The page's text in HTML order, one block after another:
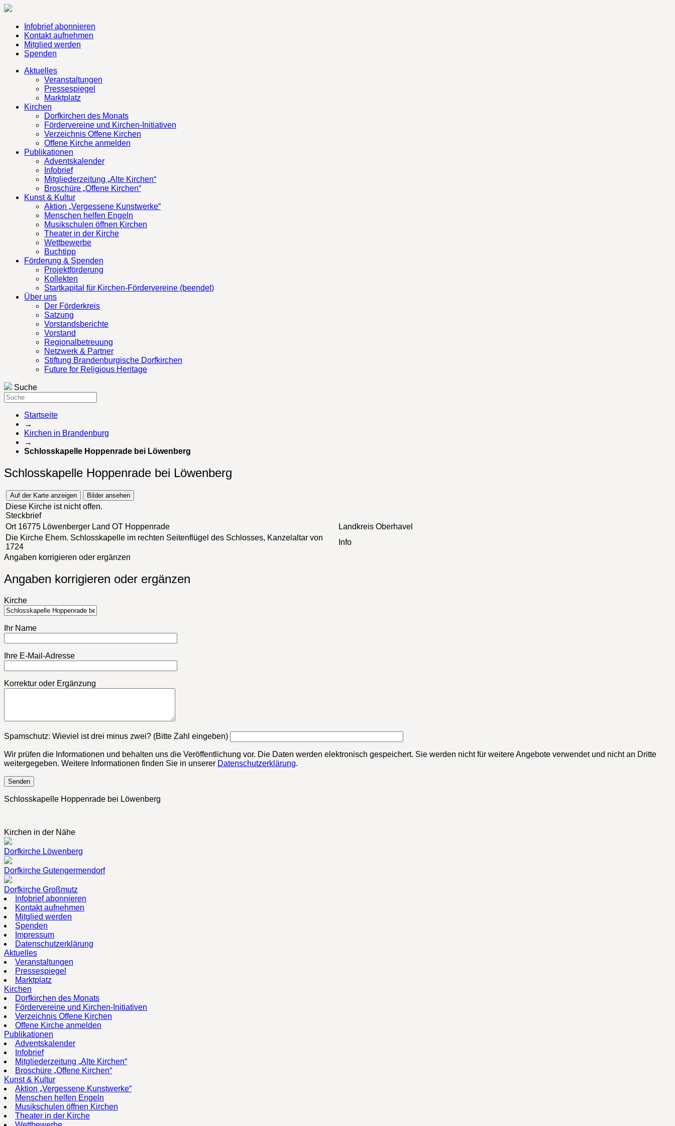
Infobrief abonnieren
Kontakt aufnehmen
Mitglied werden
Spenden
Aktuelles
Veranstaltungen
Pressespiegel
Marktplatz
Kirchen
Dorfkirchen des Monats
Fördervereine und Kirchen-Initiativen
Verzeichnis Offene Kirchen
Offene Kirche anmelden
Publikationen
Adventskalender
Infobrief
Mitgliederzeitung „Alte Kirchen“
Broschüre „Offene Kirchen“
Kunst & Kultur
Aktion „Vergessene Kunstwerke“
Menschen helfen Engeln
Musikschulen öffnen Kirchen
Theater in der Kirche
Wettbewerbe
Buchtipp
Förderung & Spenden
Projektförderung
Kollekten
Startkapital für Kirchen-Fördervereine (beendet)
Über uns
Der Förderkreis
Satzung
Vorstandsberichte
Vorstand
Regionalbetreuung
Netzwerk & Partner
Stiftung Brandenburgische Dorfkirchen
Future for Religious Heritage
Suche
Startseite
→
Kirchen in Brandenburg
→
Schlosskapelle Hoppenrade bei Löwenberg
Schlosskapelle Hoppenrade bei Löwenberg
Auf der Karte anzeigen Bilder ansehen
Diese Kirche ist nicht offen.
Steckbrief
Ort16775 Löwenberger Land OT Hoppenrade Landkreis Oberhavel
Die Kirche Ehem. Schlosskapelle im rechten Seitenflügel des Schlosses, Kanzelaltar von
1724
Info
Angaben korrigieren oder ergänzen
Angaben korrigieren oder ergänzen
Kirche
Ihr Name
Ihre E-Mail-Adresse
Korrektur oder Ergänzung
Bitte lasse dieses Feld leer.
Spamschutz: Wieviel ist drei minus zwei? (Bitte Zahl eingeben)
Wir prüfen die Informationen und behalten uns die Veröffentlichung vor. Die Daten werden elektronisch gespeichert. Sie werden nicht für weitere Angebote verwendet und nicht an Dritte
weitergegeben. Weitere Informationen finden Sie in unserer Datenschutzerklärung.
Schlosskapelle Hoppenrade bei Löwenberg
Kirchen in der Nähe
Dorfkirche Löwenberg
Dorfkirche Gutengermendorf
Dorfkirche Großmutz
Infobrief abonnieren
Kontakt aufnehmen
Mitglied werden
Spenden
Impressum
Datenschutzerklärung
Aktuelles
Veranstaltungen
Pressespiegel
Marktplatz
Kirchen
Dorfkirchen des Monats
Fördervereine und Kirchen-Initiativen
Verzeichnis Offene Kirchen
Offene Kirche anmelden
Publikationen
Adventskalender
Infobrief
Mitgliederzeitung „Alte Kirchen“
Broschüre „Offene Kirchen“
Kunst & Kultur
Aktion „Vergessene Kunstwerke“
Menschen helfen Engeln
Musikschulen öffnen Kirchen
Theater in der Kirche